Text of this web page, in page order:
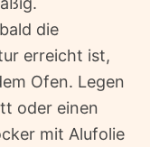
die
erreicht ist,
Ofen. Legen
oder einen
mit Alufolie